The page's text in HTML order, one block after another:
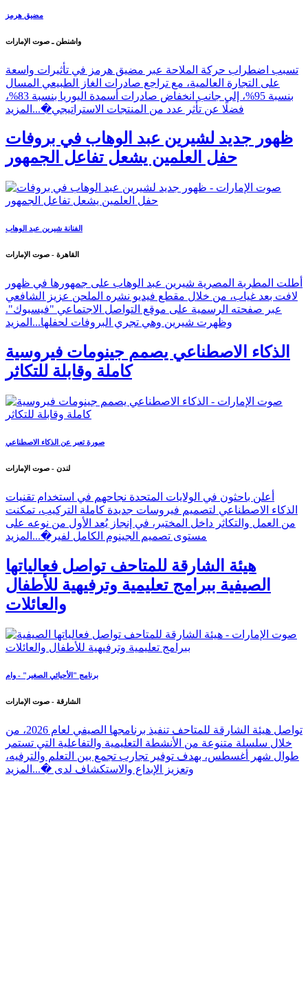
مضيق هرمز
واشنطن ـ صوت الإمارات
تسبب اضطراب حركة الملاحة عبر مضيق هرمز في تأثيرات واسعة
على التجارة العالمية، مع تراجع صادرات الغاز الطبيعي المسال
بنسبة 95%، إلى جانب انخفاض صادرات أسمدة اليوريا بنسبة 83%،
فضلًا عن تأثر عدد من المنتجات الاستراتيجي�... المزيد
ظهور جديد لشيرين عبد الوهاب في بروفات
حفل العلمين يشعل تفاعل الجمهور
الفنانة شيرين عبد الوهاب
القاهرة - صوت الإمارات
أطلت المطربة المصرية شيرين عبد الوهاب على جمهورها في ظهور
لافت بعد غياب، من خلال مقطع فيديو نشره الملحن عزيز الشافعي
عبر صفحته الرسمية على موقع التواصل الاجتماعي "فيسبوك".
وظهرت شيرين وهي تجري البروفات لحفلها... المزيد
الذكاء الاصطناعي يصمم جينومات فيروسية
كاملة وقابلة للتكاثر
صورة تعبر عن الذكاء الاصطناعي
لندن - صوت الإمارات
أعلن باحثون في الولايات المتحدة نجاحهم في استخدام تقنيات
الذكاء الاصطناعي لتصميم فيروسات جديدة كاملة التركيب، تمكنت
من العمل والتكاثر داخل المختبر، في إنجاز يُعد الأول من نوعه على
مستوى تصميم الجينوم الكامل لفير�... المزيد
هيئة الشارقة للمتاحف تواصل فعالياتها
الصيفية ببرامج تعليمية وترفيهية للأطفال
والعائلات
برنامج "الأحيائي الصغير" - وام
الشارقة - صوت الإمارات
تواصل هيئة الشارقة للمتاحف تنفيذ برنامجها الصيفي لعام 2026، من
خلال سلسلة متنوعة من الأنشطة التعليمية والتفاعلية التي تستمر
طوال شهر أغسطس، بهدف توفير تجارب تجمع بين التعلم والترفيه،
وتعزيز الإبداع والاستكشاف لدى �... المزيد